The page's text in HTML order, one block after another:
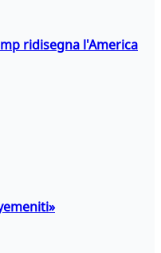
ridisegna l'America